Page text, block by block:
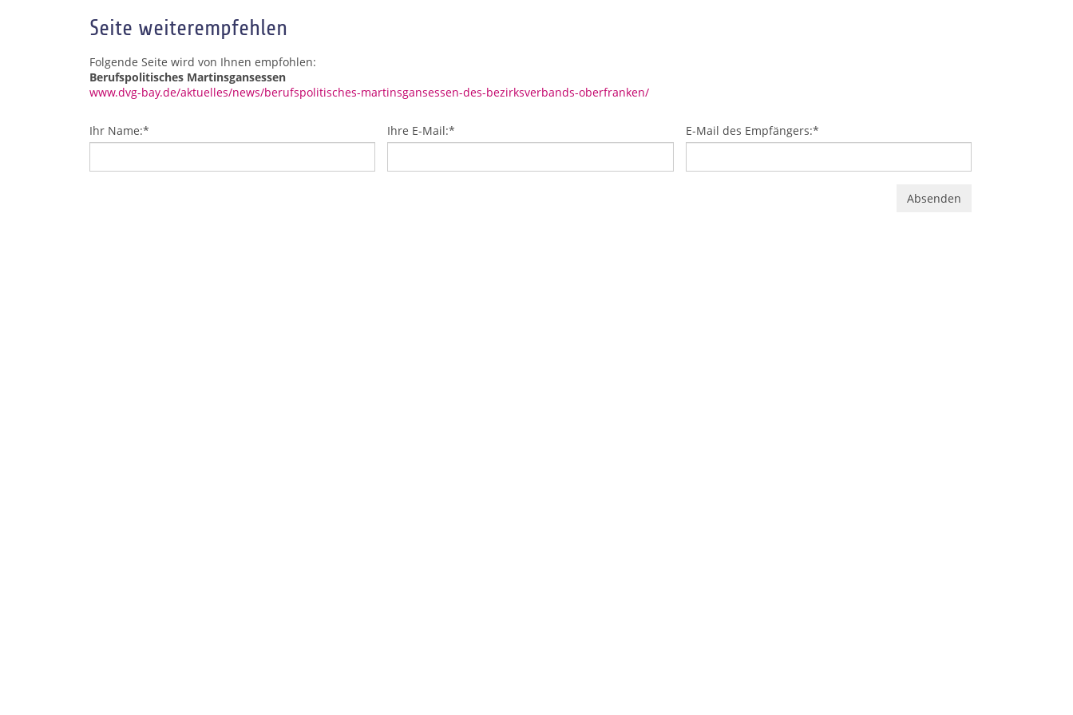
Seite weiterempfehlen
Folgende Seite wird von Ihnen empfohlen:
Berufspolitisches Martinsgansessen
www.dvg-bay.de/aktuelles/news/berufspolitisches-martinsgansessen-des-bezirksverbands-oberfranken/
Ihr Name:* Ihre E-Mail:* E-Mail des Empfängers:*
Absenden